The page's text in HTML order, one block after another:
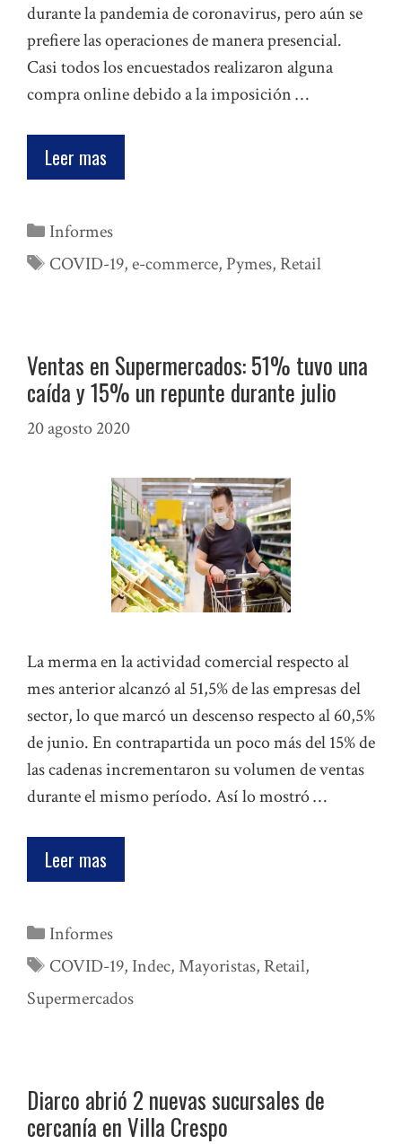
durante la pandemia de coronavirus, pero aún se
prefiere las operaciones de manera presencial.
Casi todos los encuestados realizaron alguna
compra online debido a la imposición …
Leer mas
Categorías
Informes
Etiquetas
COVID-19,e-commerce, Pymes, Retail
Ventas en Supermercados: 51% tuvo una
caída y 15% un repunte durante julio
20 agosto 2020
La merma en la actividad comercial respecto al
mes anterior alcanzó al 51,5% de las empresas del
sector, lo que marcó un descenso respecto al 60,5%
de junio. En contrapartida un poco más del 15% de
las cadenas incrementaron su volumen de ventas
durante el mismo período. Así lo mostró …
Leer mas
Categorías
Informes
Etiquetas
COVID-19, Indec,Mayoristas, Retail,
Supermercados
Diarco abrió 2 nuevas sucursales de
cercanía en Villa Crespo